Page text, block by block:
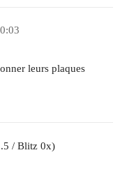
leurs plaques
/ Blitz 0x)